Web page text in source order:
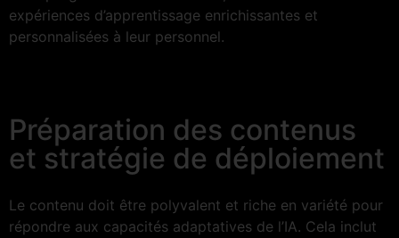
expériences d’apprentissage enrichissantes et
personnalisées à leur personnel.
Préparation des contenus
et stratégie de déploiement
Le contenu doit être polyvalent et riche en variété pour
répondre aux capacités adaptatives de l’IA. Cela inclut